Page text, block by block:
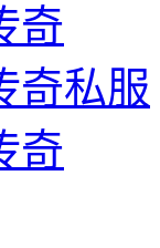
奇
奇私服
奇